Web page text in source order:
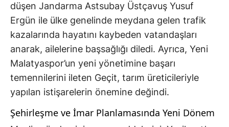
düşen Jandarma Astsubay Üstçavuş Yusuf
Ergün ile ülke genelinde meydana gelen trafik
kazalarında hayatını kaybeden vatandaşları
anarak, ailelerine başsağlığı diledi. Ayrıca, Yeni
Malatyaspor’un yeni yönetimine başarı
temennilerini ileten Geçit, tarım üreticileriyle
yapılan istişarelerin önemine değindi.
Şehirleşme ve İmar Planlamasında Yeni Dönem